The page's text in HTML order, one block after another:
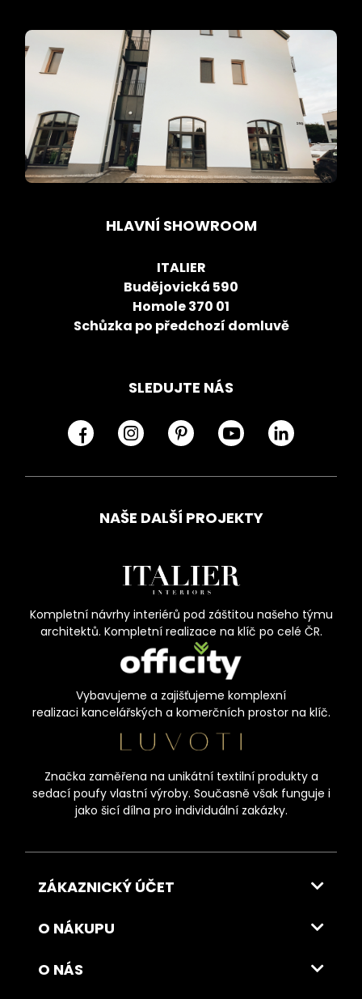
HLAVNÍ SHOWROOM
ITALIER
Budějovická 590
Homole 370 01
Schůzka po předchozí domluvě
SLEDUJTE NÁS
NAŠE DALŠÍ PROJEKTY
Kompletní návrhy interiérů pod záštitou našeho týmu
architektů. Kompletní realizace na klíč po celé ČR.
Vybavujeme a zajišťujeme komplexní
realizaci kancelářských a komerčních prostor na klíč.
Značka zaměřena na unikátní textilní produkty a
sedací poufy vlastní výroby. Současně však funguje i
jako šicí dílna pro individuální zakázky.
ZÁKAZNICKÝ ÚČET
O NÁKUPU
O NÁS